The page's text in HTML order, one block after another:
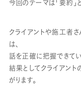
今回のテーマは「要約」
クライアントや施工者さ
は、
話を正確に把握できて
結果としてクライアン
がります。